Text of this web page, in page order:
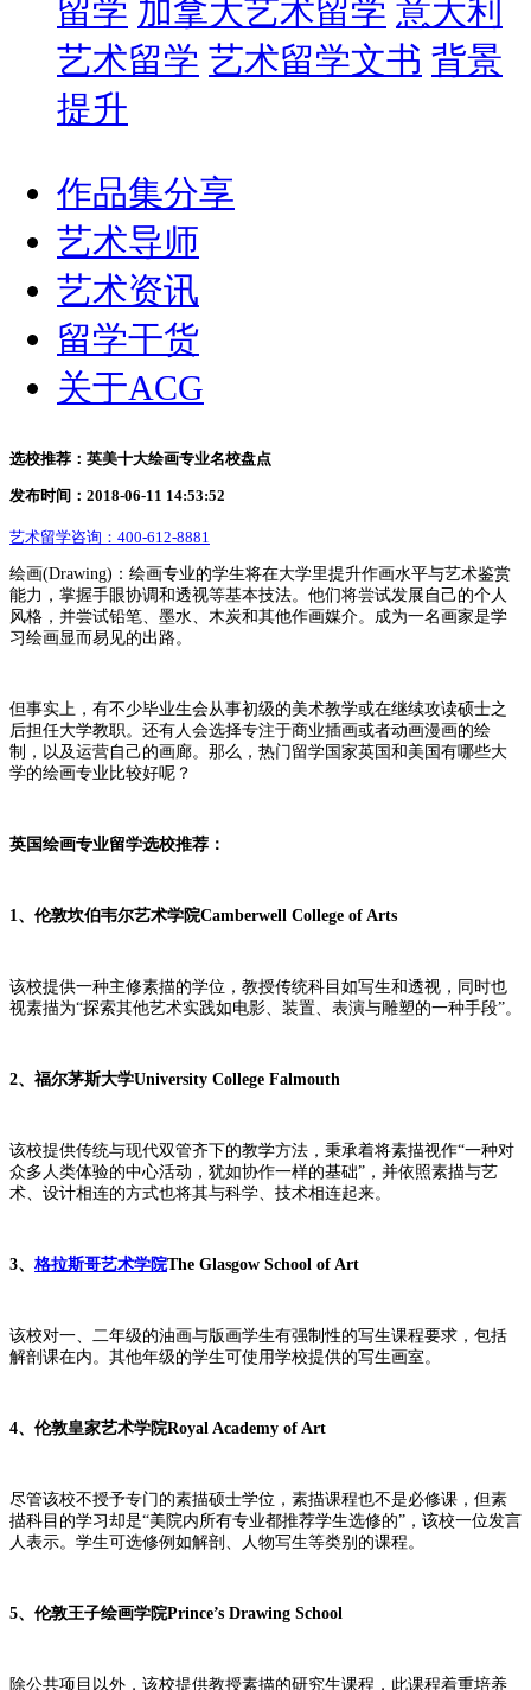
留学 加拿大艺术留学 意大利
艺术留学 艺术留学文书 背景
提升
作品集分享
艺术导师
艺术资讯
留学干货
关于ACG
选校推荐：英美十大绘画专业名校盘点
发布时间：2018-06-11 14:53:52
艺术留学咨询： 400-612-8881
绘画(Drawing)：绘画专业的学生将在大学里提升作画水平与艺术鉴赏
能力，掌握手眼协调和透视等基本技法。他们将尝试发展自己的个人
风格，并尝试铅笔、墨水、木炭和其他作画媒介。成为一名画家是学
习绘画显而易见的出路。
但事实上，有不少毕业生会从事初级的美术教学或在继续攻读硕士之
后担任大学教职。还有人会选择专注于商业插画或者动画漫画的绘
制，以及运营自己的画廊。那么，热门留学国家英国和美国有哪些大
学的绘画专业比较好呢？
英国绘画专业留学选校推荐：
1、 伦敦坎伯韦尔艺术学院Camberwell College of Arts
该校提供一种主修素描的学位，教授传统科目如写生和透视，同时也
视素描为“探索其他艺术实践如电影、装置、表演与雕塑的一种手段”。
2、 福尔茅斯大学University College Falmouth
该校提供传统与现代双管齐下的教学方法，秉承着将素描视作“一种对
众多人类体验的中心活动，犹如协作一样的基础”，并依照素描与艺
术、设计相连的方式也将其与科学、技术相连起来。
3、 格拉斯哥艺术学院The Glasgow School of Art
该校对一、二年级的油画与版画学生有强制性的写生课程要求，包括
解剖课在内。其他年级的学生可使用学校提供的写生画室。
4、 伦敦皇家艺术学院Royal Academy of Art
尽管该校不授予专门的素描硕士学位，素描课程也不是必修课，但素
描科目的学习却是“美院内所有专业都推荐学生选修的”，该校一位发言
人表示。学生可选修例如解剖、人物写生等类别的课程。
5、 伦敦王子绘画学院Prince’s Drawing School
除公共项目以外，该校提供教授素描的研究生课程，此课程着重培养